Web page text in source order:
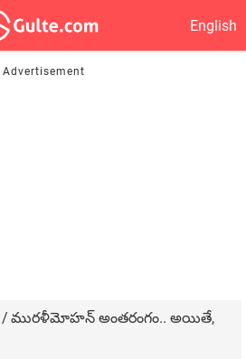
English
/ ముర‌ళీమోహ‌న్ అంత‌రంగం.. అయితే,